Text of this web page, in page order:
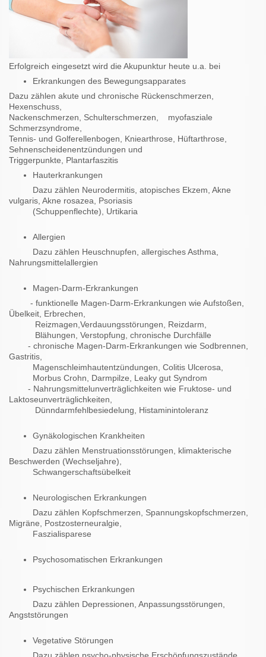
Erfolgreich eingesetzt wird die Akupunktur heute u.a. bei
Erkrankungen des Bewegungsapparates
Dazu zählen akute und chronische Rückenschmerzen,
Hexenschuss,
Nackenschmerzen, Schulterschmerzen,
myofasziale
Schmerzsyndrome,
Tennis- und Golferellenbogen, Kniearthrose, Hüftarthrose,
Sehnenscheidenentzündungen und
Triggerpunkte,
Plantarfaszitis
Hauterkrankungen
Dazu zählen Neurodermitis, atopisches Ekzem, Akne
vulgaris, Akne rosazea, Psoriasis
(Schuppenflechte), Urtikaria
Allergien
Dazu zählen Heuschnupfen, allergisches Asthma,
Nahrungsmittelallergien
Magen-Darm-Erkrankungen
- funktionelle Magen-Darm-Erkrankungen wie Aufstoßen,
Übelkeit, Erbrechen,
Reizmagen,Verdauungsstörungen, Reizdarm,
Blähungen, Verstopfung, chronische Durchfälle
- chronische Magen-Darm-Erkrankungen wie Sodbrennen,
Gastritis,
Magenschleimhautentzündungen, Colitis Ulcerosa,
Morbus Crohn, Darmpilze, Leaky gut Syndrom
- Nahrungsmittelunverträglichkeiten wie Fruktose- und
Laktoseunverträglichkeiten,
Dünndarmfehlbesiedelung, Histaminintoleranz
Gynäkologischen Krankheiten
Dazu zählen Menstruationsstörungen, klimakterische
Beschwerden (Wechseljahre),
Schwangerschaftsübelkeit
Neurologischen Erkrankungen
Dazu zählen Kopfschmerzen, Spannungskopfschmerzen,
Migräne, Postzosterneuralgie,
Faszialisparese
Psychosomatischen Erkrankungen
Psychischen Erkrankungen
Dazu zählen Depressionen, Anpassungsstörungen,
Angststörungen
Vegetative Störungen
Dazu zählen psycho-physische Erschöpfungszustände,